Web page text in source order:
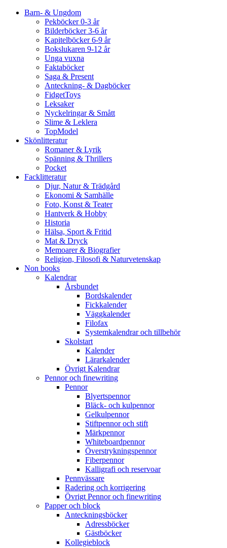
Barn- & Ungdom
Pekböcker 0-3 år
Bilderböcker 3-6 år
Kapitelböcker 6-9 år
Bokslukaren 9-12 år
Unga vuxna
Faktaböcker
Saga & Present
Anteckning- & Dagböcker
FidgetToys
Leksaker
Nyckelringar & Smått
Slime & Leklera
TopModel
Skönlitteratur
Romaner & Lyrik
Spänning & Thrillers
Pocket
Facklitteratur
Djur, Natur & Trädgård
Ekonomi & Samhälle
Foto, Konst & Teater
Hantverk & Hobby
Historia
Hälsa, Sport & Fritid
Mat & Dryck
Memoarer & Biografier
Religion, Filosofi & Naturvetenskap
Non books
Kalendrar
Årsbundet
Bordskalender
Fickkalender
Väggkalender
Filofax
Systemkalendrar och tillbehör
Skolstart
Kalender
Lärarkalender
Övrigt Kalendrar
Pennor och finewriting
Pennor
Blyertspennor
Bläck- och kulpennor
Gelkulpennor
Stiftpennor och stift
Märkpennor
Whiteboardpennor
Överstrykningspennor
Fiberpennor
Kalligrafi och reservoar
Pennvässare
Radering och korrigering
Övrigt Pennor och finewriting
Papper och block
Anteckningsböcker
Adressböcker
Gästböcker
Kollegieblock